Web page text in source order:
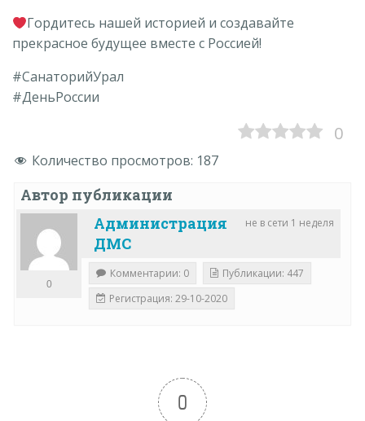
Гордитесь нашей историей и создавайте
прекрасное будущее вместе с Россией!
#СанаторийУрал
#ДеньРоссии
0
Количество просмотров: 187
Автор публикации
не в сети 1 неделя
Администрация
ДМС
0
Комментарии: 0
Публикации: 447
Регистрация: 29-10-2020
0